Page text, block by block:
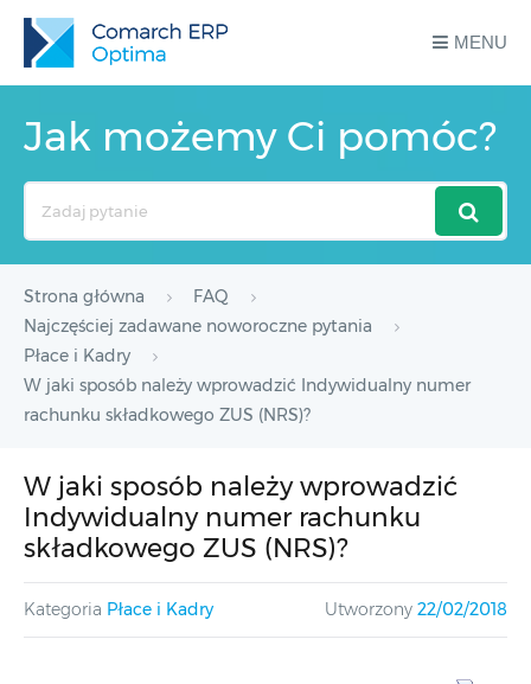
MENU
Jak możemy Ci pomóc?
Strona główna
FAQ
Najczęściej zadawane noworoczne pytania
Płace i Kadry
W jaki sposób należy wprowadzić Indywidualny numer
rachunku składkowego ZUS (NRS)?
W jaki sposób należy wprowadzić
Indywidualny numer rachunku
składkowego ZUS (NRS)?
Kategoria Płace i Kadry Utworzony 22/02/2018